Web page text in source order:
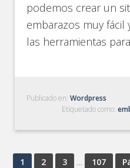
podemos crear un
embarazos muy fácil
las herramientas
Publicado en:Wordpress
Etiquetado como:
1 2 3 … 107